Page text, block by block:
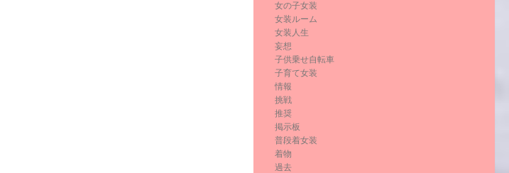
女の子女装
女装ルーム
女装人生
妄想
子供乗せ自転車
子育て女装
情報
挑戦
推奨
掲示板
普段着女装
着物
過去